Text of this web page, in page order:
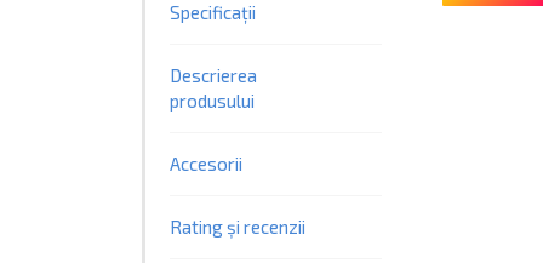
Specificații
Descrierea
produsului
Accesorii
Rating și recenzii